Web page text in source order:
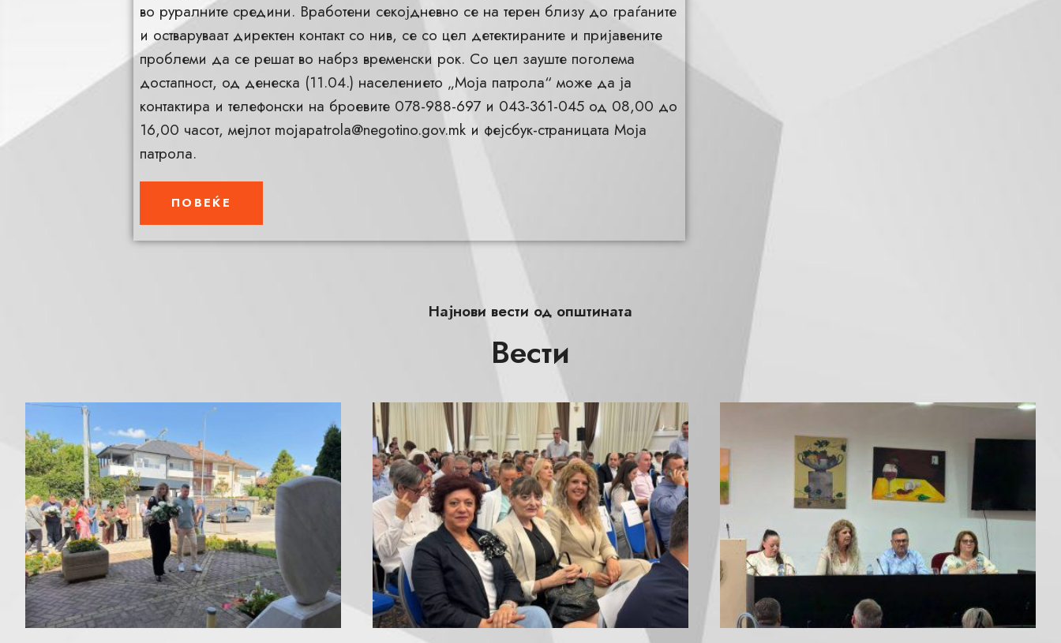
во руралните средини. Вработени секојдневно се на терен близу до граѓаните
и остваруваат директен контакт со нив, се со цел детектираните и пријавените
проблеми да се решат во набрз временски рок. Со цел зауште поголема
достапност, од денеска (11.04.) населението „Моја патрола“ може да ја
контактира и телефонски на броевите 078-988-697 и 043-361-045 од 08,00 до
16,00 часот, мејлот mojapatrola@negotino.gov.mk и фејсбук-страницата Моја
патрола.
ПОВЕЌЕ
Најнови вести од општината
Вести